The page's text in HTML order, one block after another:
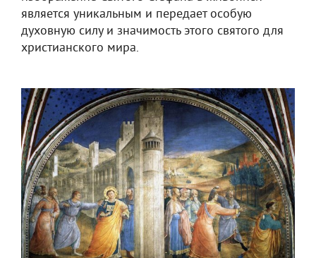
является уникальным и передает особую
духовную силу и значимость этого святого для
христианского мира.